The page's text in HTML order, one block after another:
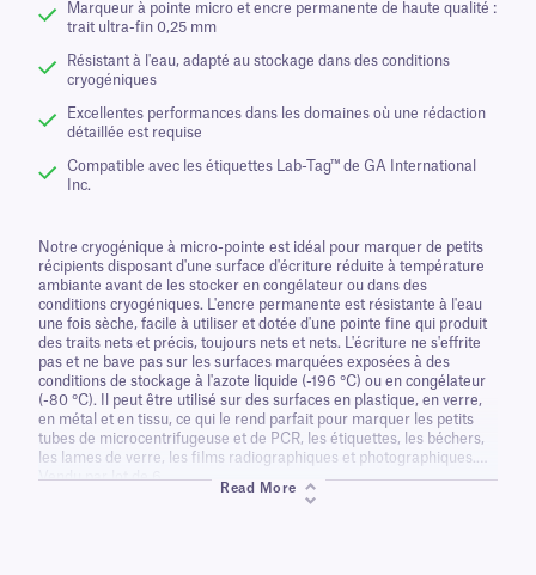
Marqueur à pointe micro et encre permanente de haute qualité :
trait ultra-fin 0,25 mm
Résistant à l'eau, adapté au stockage dans des conditions
cryogéniques
Excellentes performances dans les domaines où une rédaction
détaillée est requise
Compatible avec les étiquettes Lab-Tag™ de GA International
Inc.
Notre cryogénique à micro-pointe est idéal pour marquer de petits
récipients disposant d'une surface d'écriture réduite à température
ambiante avant de les stocker en congélateur ou dans des
conditions cryogéniques. L'encre permanente est résistante à l'eau
une fois sèche, facile à utiliser et dotée d'une pointe fine qui produit
des traits nets et précis, toujours nets et nets. L'écriture ne s'effrite
pas et ne bave pas sur les surfaces marquées exposées à des
conditions de stockage à l'azote liquide (-196 °C) ou en congélateur
(-80 °C). Il peut être utilisé sur des surfaces en plastique, en verre,
en métal et en tissu, ce qui le rend parfait pour marquer les petits
tubes de microcentrifugeuse et de PCR, les étiquettes, les béchers,
les lames de verre, les films radiographiques et photographiques.
Vendu par lot de 6.
*Le prix s'entend pour un lot de 6 marqueurs permanents
Read More